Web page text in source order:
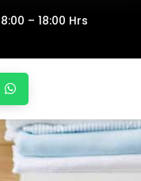
– 18:00 Hrs
